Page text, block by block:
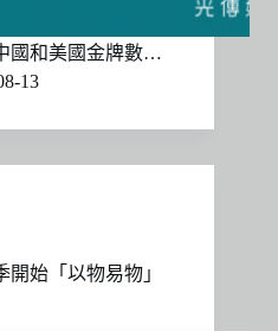
國和美國金牌數…
13
始「以物易物」